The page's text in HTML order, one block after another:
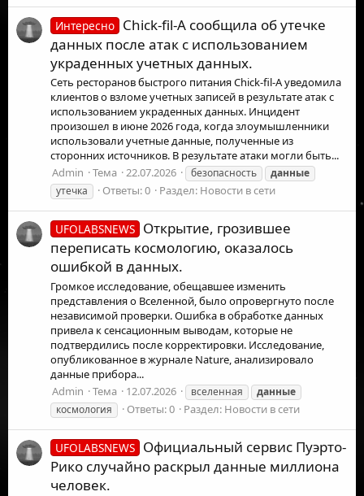
Интересно Chick-fil-A сообщила об утечке
данных после атак с использованием
украденных учетных данных.
Сеть ресторанов быстрого питания Chick-fil-A уведомила
клиентов о взломе учетных записей в результате атак с
использованием украденных данных. Инцидент
произошел в июне 2026 года, когда злоумышленники
использовали учетные данные, полученные из
сторонних источников. В результате атаки могли быть...
Admin
Тема 22.07.2026 безопасность
данные
утечка
Ответы: 0 Раздел: Новости в сети
UFOLABSNEWS Открытие, грозившее
переписать космологию, оказалось
ошибкой в данных.
Громкое исследование, обещавшее изменить
представления о Вселенной, было опровергнуто после
независимой проверки. Ошибка в обработке данных
привела к сенсационным выводам, которые не
подтвердились после корректировки. Исследование,
опубликованное в журнале Nature, анализировало
данные прибора...
Admin
Тема 12.07.2026 вселенная
данные
космология
Ответы: 0 Раздел: Новости в сети
UFOLABSNEWS Официальный сервис Пуэрто-
Рико случайно раскрыл данные миллиона
человек.